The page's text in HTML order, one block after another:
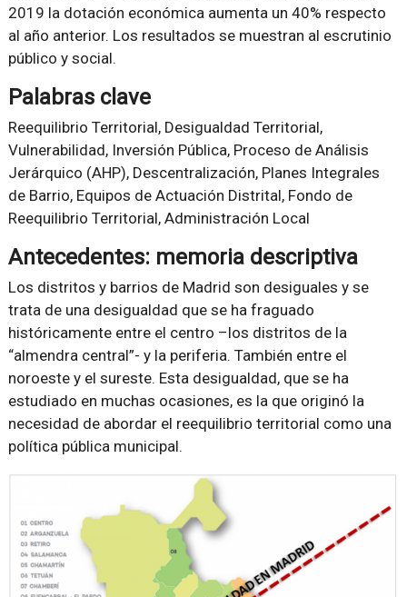
2019 la dotación económica aumenta un 40% respecto
al año anterior. Los resultados se muestran al escrutinio
público y social.
Palabras clave
Reequilibrio Territorial, Desigualdad Territorial,
Vulnerabilidad, Inversión Pública, Proceso de Análisis
Jerárquico (AHP), Descentralización, Planes Integrales
de Barrio, Equipos de Actuación Distrital, Fondo de
Reequilibrio Territorial, Administración Local
Antecedentes: memoria descriptiva
Los distritos y barrios de Madrid son desiguales y se
trata de una desigualdad que se ha fraguado
históricamente entre el centro –los distritos de la
“almendra central”- y la periferia. También entre el
noroeste y el sureste. Esta desigualdad, que se ha
estudiado en muchas ocasiones, es la que originó la
necesidad de abordar el reequilibrio territorial como una
política pública municipal.